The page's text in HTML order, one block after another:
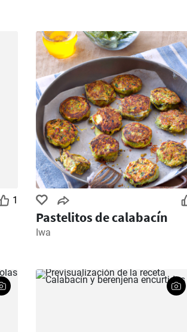
1
Pastelitos de calabacín
Iwa